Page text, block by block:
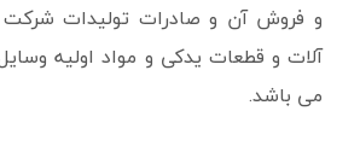
و فروش آن و صادرات تولیدات
آلات و قطعات یدکی و مواد اولیه
می باشد.